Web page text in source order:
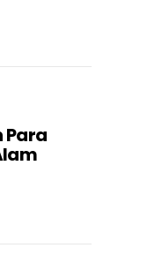
Para